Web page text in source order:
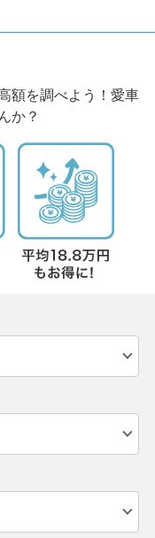
額を調べよう！愛車
か？